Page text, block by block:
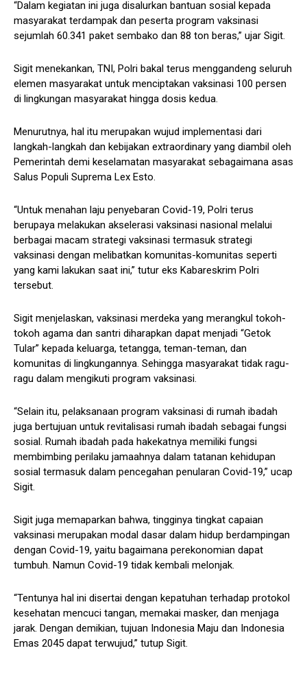
“Dalam kegiatan ini juga disalurkan bantuan sosial kepada
masyarakat terdampak dan peserta program vaksinasi
sejumlah 60.341 paket sembako dan 88 ton beras,” ujar Sigit.
Sigit menekankan, TNI, Polri bakal terus menggandeng seluruh
elemen masyarakat untuk menciptakan vaksinasi 100 persen
di lingkungan masyarakat hingga dosis kedua.
Menurutnya, hal itu merupakan wujud implementasi dari
langkah-langkah dan kebijakan extraordinary yang diambil oleh
Pemerintah demi keselamatan masyarakat sebagaimana asas
Salus Populi Suprema Lex Esto.
“Untuk menahan laju penyebaran Covid-19, Polri terus
berupaya melakukan akselerasi vaksinasi nasional melalui
berbagai macam strategi vaksinasi termasuk strategi
vaksinasi dengan melibatkan komunitas-komunitas seperti
yang kami lakukan saat ini,” tutur eks Kabareskrim Polri
tersebut.
Sigit menjelaskan, vaksinasi merdeka yang merangkul tokoh-
tokoh agama dan santri diharapkan dapat menjadi “Getok
Tular” kepada keluarga, tetangga, teman-teman, dan
komunitas di lingkungannya. Sehingga masyarakat tidak ragu-
ragu dalam mengikuti program vaksinasi.
“Selain itu, pelaksanaan program vaksinasi di rumah ibadah
juga bertujuan untuk revitalisasi rumah ibadah sebagai fungsi
sosial. Rumah ibadah pada hakekatnya memiliki fungsi
membimbing perilaku jamaahnya dalam tatanan kehidupan
sosial termasuk dalam pencegahan penularan Covid-19,” ucap
Sigit.
Sigit juga memaparkan bahwa, tingginya tingkat capaian
vaksinasi merupakan modal dasar dalam hidup berdampingan
dengan Covid-19, yaitu bagaimana perekonomian dapat
tumbuh. Namun Covid-19 tidak kembali melonjak.
“Tentunya hal ini disertai dengan kepatuhan terhadap protokol
kesehatan mencuci tangan, memakai masker, dan menjaga
jarak. Dengan demikian, tujuan Indonesia Maju dan Indonesia
Emas 2045 dapat terwujud,” tutup Sigit.